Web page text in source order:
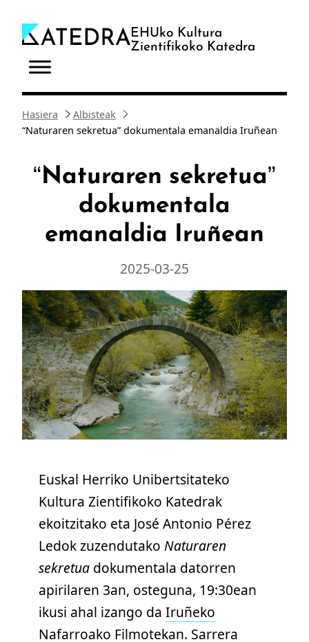
edukira
EHUko Kultura
Zientifikoko Katedra
Hasiera
Albisteak
“Naturaren sekretua” dokumentala emanaldia Iruñean
“Naturaren sekretua”
dokumentala
emanaldia Iruñean
2025-03-25
Euskal Herriko Unibertsitateko
Kultura Zientifikoko Katedrak
ekoitzitako eta José Antonio Pérez
Ledok zuzendutako Naturaren
sekretua dokumentala datorren
apirilaren 3an, osteguna, 19:30ean
ikusi ahal izango da Iruñeko
Nafarroako Filmotekan. Sarrera